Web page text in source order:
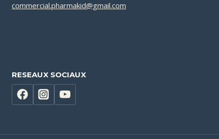
commercial.pharmakid@gmail.com
RESEAUX SOCIAUX